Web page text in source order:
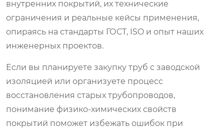
внутренних покрытий, их технические
ограничения и реальные кейсы применения,
опираясь на стандарты ГОСТ, ISO и опыт наших
инженерных проектов.
Если вы планируете закупку труб с заводской
изоляцией или организуете процесс
восстановления старых трубопроводов,
понимание физико-химических свойств
покрытий поможет избежать ошибок при